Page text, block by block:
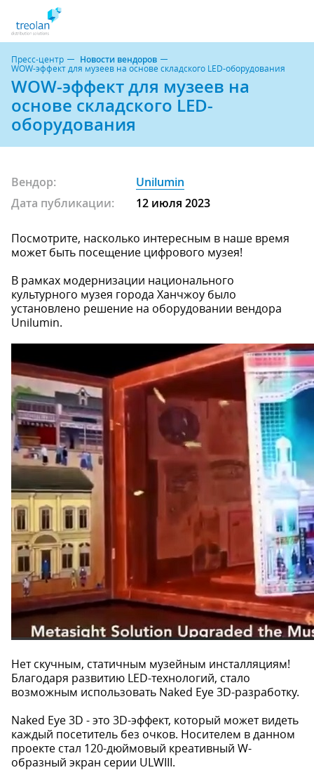
Пресс-центр Новости вендоров
WOW-эффект для музеев на основе складского LED-оборудования
WOW-эффект для музеев на
основе складского LED-
оборудования
Вендор:
Unilumin
Дата публикации:
12 июля 2023
Посмотрите, насколько интересным в наше время
может быть посещение цифрового музея!
В рамках модернизации национального
культурного музея города Ханчжоу было
установлено решение на оборудовании вендора
Unilumin.
Нет скучным, статичным музейным инсталляциям!
Благодаря развитию LED-технологий, стало
возможным использовать Naked Eye 3D-разработку.
Naked Eye 3D - это 3D-эффект, который может видеть
каждый посетитель без очков. Носителем в данном
проекте стал 120-дюймовый креативный W-
образный экран серии ULWIII.